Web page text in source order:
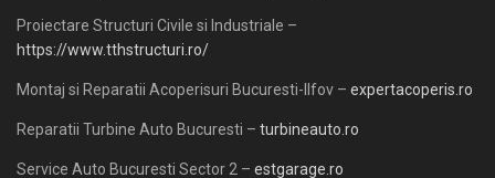
Proiectare Structuri Civile si Industriale –
https://www.tthstructuri.ro/
Montaj si Reparatii Acoperisuri Bucuresti-Ilfov – expertacoperis.ro
Reparatii Turbine Auto Bucuresti – turbineauto.ro
Service Auto Bucuresti Sector 2 – estgarage.ro